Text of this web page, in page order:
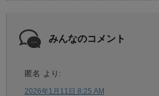
みんなのコメント
匿名 より:
2026年1月11日 8:25 AM